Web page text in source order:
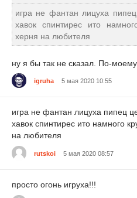
игра не фантан лицуха
хавок спинтирес ито
херня на любителя
ну я бы так не сказал. По-
igruha 5 мая 2020 10:55
игра не фантан лицуха пипец
хавок спинтирес ито намного
на любителя
rutskoi 5 мая 2020 08:57
просто огонь игруха!!!